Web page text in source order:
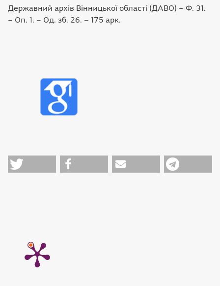
Державний архів Вінницької області (ДАВО) – Ф. 31.
– Оп. 1. – Од. зб. 26. – 175 арк.